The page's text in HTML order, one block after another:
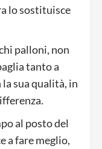
lo sostituisce
palloni, non
tanto a
sua qualità, in
al posto del
a fare meglio,